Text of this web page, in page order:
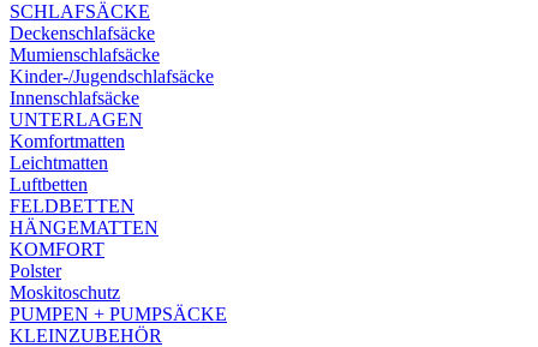
SCHLAFSÄCKE
Deckenschlafsäcke
Mumienschlafsäcke
Kinder-/Jugendschlafsäcke
Innenschlafsäcke
UNTERLAGEN
Komfortmatten
Leichtmatten
Luftbetten
FELDBETTEN
HÄNGEMATTEN
KOMFORT
Polster
Moskitoschutz
PUMPEN + PUMPSÄCKE
KLEINZUBEHÖR